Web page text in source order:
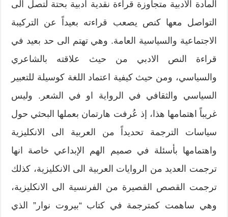
المادة الأدبية متجاوزة قراءة نقدية ادبية بحتة لتصل الى
التواصل معها كنص يصعب قراءته بعيداً عن التركيبة
الاجتماعية والسياسية العامة. وهي تهتم الى حد بعيد في
قراءة النص الادبي من حيث علاقته بالشاعري
والسياسي، ومن حيث كيفية اعتماد اللغة كوسيلة للتعبير
السياسي والثقافي في الرواية او في الشعر. وليس
غريباً اهتمامها هذا، إذ عُرفت هارتمان بعملها البحثي حول
سياسات الترجمة تحديداً من العربية الى الانكليزية
واهتمامها بأسئلة في صميم الهم الإبداعي خاصة انها
ترجمت العديد من الروايات العربية الى الانكليزية، كذلك
ترجمت القصص القصيرة من الفرنسية الى الانكليزية،
وهي ساهمت كمترجمة في كتاب “بيروت نوار” الذي